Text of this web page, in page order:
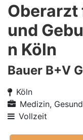
Oberarzt
und
n Köln
Bauer B+V
Köln
Medizin,
Vollzeit